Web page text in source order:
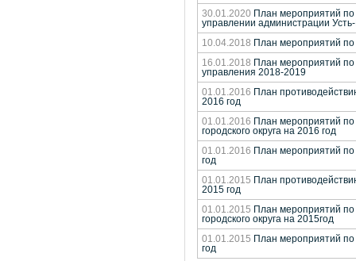
30.01.2020 План мероприятий
управлении администрации Усть-
10.04.2018 План мероприятий
16.01.2018 План мероприятий
управления 2018-2019
01.01.2016 План
2016 год
01.01.2016 План мероприятий по
городского округа на 2016 год
01.01.2016 План мероприятий по
год
01.01.2015 План
2015 год
01.01.2015 План мероприятий по
городского округа на 2015год
01.01.2015 План мероприятий по
год